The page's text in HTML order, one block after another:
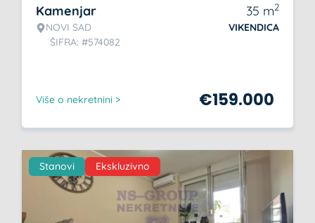
Kamenjar
NOVI SAD
ŠIFRA: #574082
35 m2
VIKENDICA
Više o nekretnini > €159.000
Stanovi Ekskluzivno